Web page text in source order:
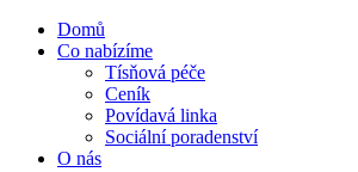
Domů
Co nabízíme
Tísňová péče
Ceník
Povídavá linka
Sociální poradenství
O nás